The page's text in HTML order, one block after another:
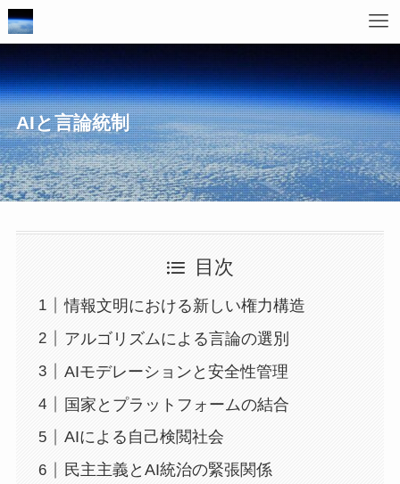
AIと言論統制
目次
情報文明における新しい権力構造
アルゴリズムによる言論の選別
AIモデレーションと安全性管理
国家とプラットフォームの結合
AIによる自己検閲社会
民主主義とAI統治の緊張関係